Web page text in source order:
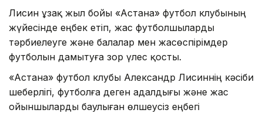
Лисин ұзақ жыл бойы «Астана» футбол клубының
жүйесінде еңбек етіп, жас футболшыларды
тәрбиелеуге және балалар мен жасөспірімдер
футболын дамытуға зор үлес қосты.
«Астана» футбол клубы Александр Лисиннің кәсіби
шеберлігі, футболға деген адалдығы және жас
ойыншыларды баулыған өлшеусіз еңбегі